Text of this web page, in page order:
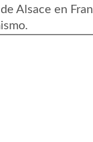
Alsace en